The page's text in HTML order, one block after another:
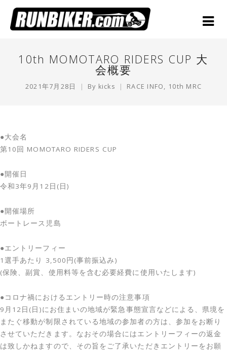
10th MOMOTARO RIDERS CUP 大
会概要
2021年7月28日 By kicks RACE INFO, 10th MRC
●大会名
第10回 MOMOTARO RIDERS CUP
●開催日
令和3年9月12日(日)
●開催場所
ボートレース児島
●エントリーフィー
1選手あたり 3,500円(事前振込み)
(保険、副賞、使用料等を含む必要経費に使用いたします)
●コロナ禍におけるエントリー時の注意事項
9月12日(日)にお住まいの地域が緊急事態宣言などによる、県境を
またぐ移動が制限されている地域の参加者の方は、参加をお断り
させていただきます。なおその場合にはエントリーフィーの返金
は致しかねますので、その旨をご了承いただきエントリーをお願